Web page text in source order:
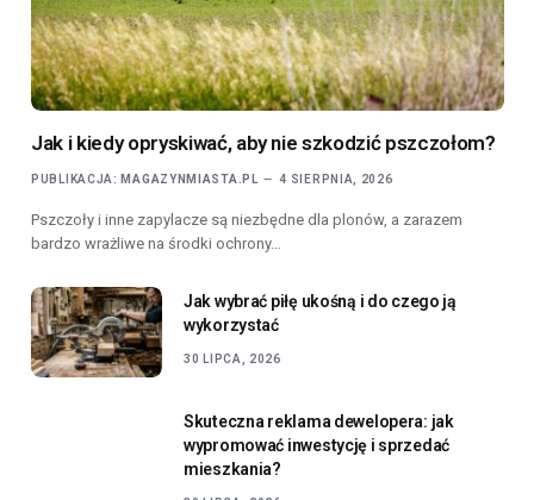
Jak i kiedy opryskiwać, aby nie szkodzić pszczołom?
PUBLIKACJA: MAGAZYNMIASTA.PL 4 SIERPNIA, 2026
bardzo wrażliwe na środki ochrony…
wykorzystać
Skuteczna reklama dewelopera: jak
wypromować inwestycję i sprzedać
Umowa PPA dla firm – jak kupować